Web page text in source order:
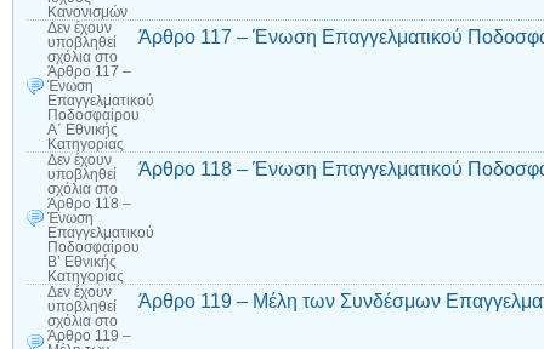
Κανονισμών
Δεν έχουν
υποβληθεί
σχόλια στο
Άρθρο 117 –
Ένωση
Επαγγελματικού
Ποδοσφαίρου
Α΄ Εθνικής
Κατηγορίας
Άρθρο 117 – Ένωση Επαγγελματικού
Δεν έχουν
υποβληθεί
σχόλια στο
Άρθρο 118 –
Ένωση
Επαγγελματικού
Ποδοσφαίρου
Β’ Εθνικής
Κατηγορίας
Άρθρο 118 – Ένωση Επαγγελματικού
Δεν έχουν
υποβληθεί
σχόλια στο
Άρθρο 119 –
Άρθρο 119 – Μέλη των Συνδέσμων